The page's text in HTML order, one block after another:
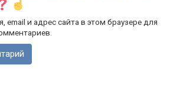
email и адрес сайта в этом браузере для